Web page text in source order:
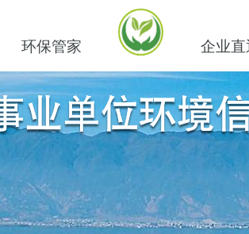
环保管家 企业